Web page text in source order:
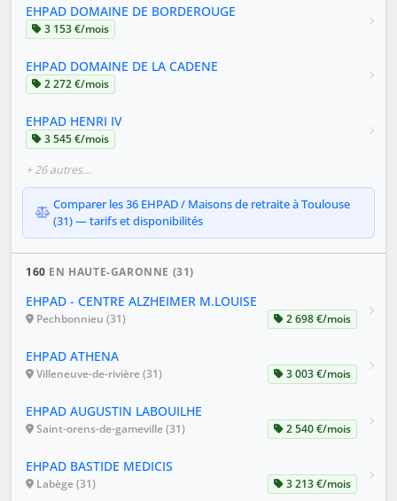
EHPAD DOMAINE DE BORDEROUGE
3 153 €/mois
EHPAD DOMAINE DE LA CADENE
2 272 €/mois
EHPAD HENRI IV
3 545 €/mois
+ 26 autres…
Comparer les 36 EHPAD / Maisons de retraite à Toulouse
(31) — tarifs et disponibilités
160 EN HAUTE-GARONNE (31)
EHPAD - CENTRE ALZHEIMER M.LOUISE
Pechbonnieu (31) 2 698 €/mois
EHPAD ATHENA
Villeneuve-de-rivière (31) 3 003 €/mois
EHPAD AUGUSTIN LABOUILHE
Saint-orens-de-gameville (31) 2 540 €/mois
EHPAD BASTIDE MEDICIS
Labège (31) 3 213 €/mois